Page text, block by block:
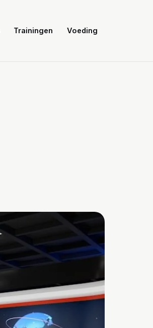
Trainingen Voeding